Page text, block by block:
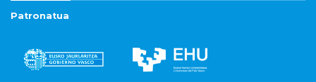
Patronatua